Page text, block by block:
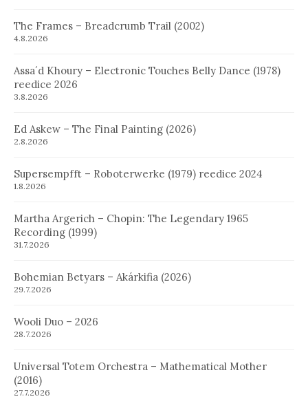
The Frames – Breadcrumb Trail (2002)
4.8.2026
Assa´d Khoury – Electronic Touches Belly Dance (1978)
reedice 2026
3.8.2026
Ed Askew – The Final Painting (2026)
2.8.2026
Supersempfft – Roboterwerke (1979) reedice 2024
1.8.2026
Martha Argerich – Chopin: The Legendary 1965
Recording (1999)
31.7.2026
Bohemian Betyars – Akárkifia (2026)
29.7.2026
Wooli Duo – 2026
28.7.2026
Universal Totem Orchestra – Mathematical Mother
(2016)
27.7.2026